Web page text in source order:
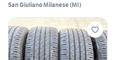
San Giuliano Milanese(MI)